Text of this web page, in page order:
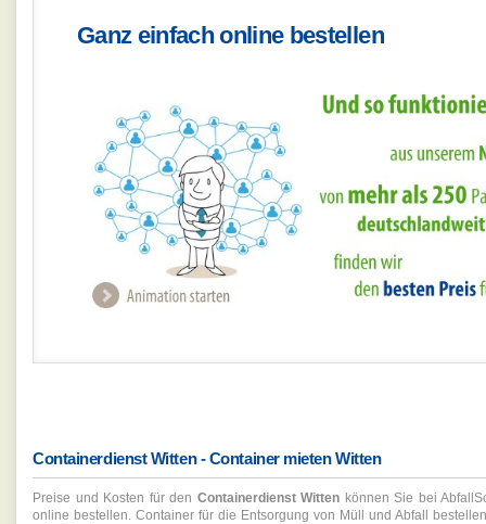
Ganz einfach online bestellen
Containerdienst Witten - Container mieten Witten
Preise und Kosten für den Containerdienst Witten können Sie bei
online bestellen. Container für die Entsorgung von Müll und Abfall